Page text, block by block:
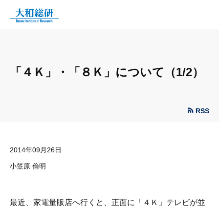
「４Ｋ」・「８Ｋ」について（1/2）
RSS
2014年09月26日
小笠原 倫明
最近、家電量販店へ行くと、正面に「４Ｋ」テレビが並